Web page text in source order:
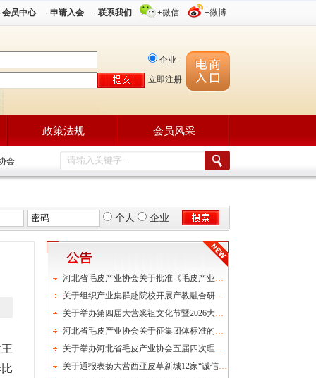
·会员中心 · 申请入会 · 联系我们 +微博
+微信
企业
立即注册
政策法规 会员风采
会
个人 企业
河北省毛皮产业协会关于批准《毛皮产业分类规范及术语》等三项团体标准立项通知
关于组织产业集群赴院校开展产教融合研学对接会的通知
关于举办第四届大营裘祖文化节暨2026大营皮草饰品春季产销对接会的通知
河北省毛皮产业协会关于征集团体标准的通知
关于举办河北省毛皮产业协会五届四次理事会的通知
关于通报表扬大营西亚皮草新城12家“诚信品牌店”的决定